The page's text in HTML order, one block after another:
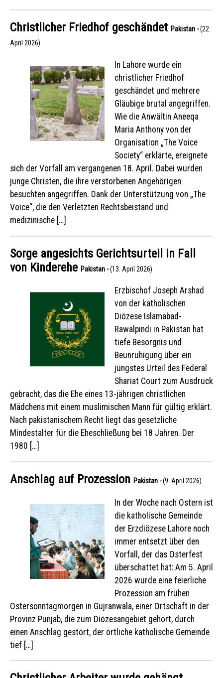
Christlicher Friedhof geschändet Pakistan -(22.
April 2026)
In Lahore wurde ein
christlicher Friedhof
geschändet und mehrere
Gläubige brutal angegriffen.
Wie die Anwältin Aneeqa
Maria Anthony von der
Organisation „The Voice
Society“ erklärte, ereignete
sich der Vorfall am vergangenen 18. April. Dabei wurden
junge Christen, die ihre verstorbenen Angehörigen
besuchten angegriffen. Dank der Unterstützung von „The
Voice“, die den Verletzten Rechtsbeistand und
medizinische […]
Sorge angesichts Gerichtsurteil in Fall
von Kinderehe Pakistan -(13. April 2026)
Erzbischof Joseph Arshad
von der katholischen
Diözese Islamabad-
Rawalpindi in Pakistan hat
tiefe Besorgnis und
Beunruhigung über ein
jüngstes Urteil des Federal
Shariat Court zum Ausdruck
gebracht, das die Ehe eines 13-jährigen christlichen
Mädchens mit einem muslimischen Mann für gültig erklärt.
Nach pakistanischem Recht liegt das gesetzliche
Mindestalter für die Eheschließung bei 18 Jahren. Der
1980 […]
Anschlag auf Prozession Pakistan -(9. April 2026)
In der Woche nach Ostern ist
die katholische Gemeinde
der Erzdiözese Lahore noch
immer entsetzt über den
Vorfall, der das Osterfest
überschattet hat: Am 5. April
2026 wurde eine feierliche
Prozession am frühen
Ostersonntagmorgen in Gujranwala, einer Ortschaft in der
Provinz Punjab, die zum Diözesangebiet gehört, durch
einen Anschlag gestört, der örtliche katholische Gemeinde
tief […]